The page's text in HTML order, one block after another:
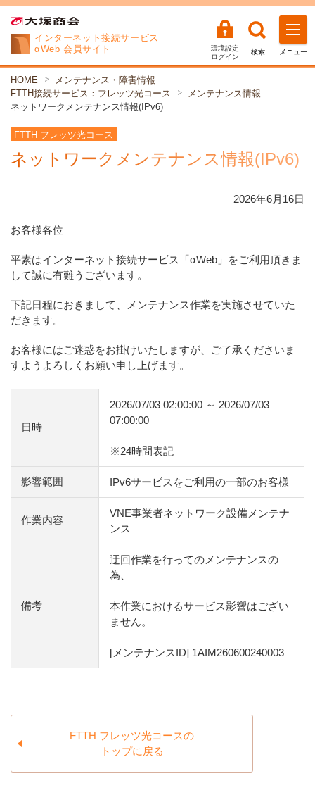
インターネット接続サービス
αWeb 会員サイト
環境設定
ログイン
検索 メニュー
HOME
メンテナンス・障害情報
FTTH接続サービス：フレッツ光コース
メンテナンス情報
ネットワークメンテナンス情報(IPv6)
FTTH フレッツ光コース
ネットワークメンテナンス情報(IPv6)
2026年6月 16日
お客様各位
平素はインターネット接続サービス「αWeb」をご利用頂きま
して誠に有難うございます。
下記日程におきまして、メンテナンス作業を実施させていた
だきます。
お客様にはご迷惑をお掛けいたしますが、ご了承くださいま
すようよろしくお願い申し上げます。
日時
2026/07/03 02:00:00 ～ 2026/07/03
07:00:00
※24時間表記
影響範囲 IPv6サービスをご利用の一部のお客様
作業内容
VNE事業者ネットワーク設備メンテナ
ンス
備考
迂回作業を行ってのメンテナンスの
為、
本作業におけるサービス影響はござい
ません。
[メンテナンスID] 1AIM260600240003
FTTH フレッツ光コースの
トップに戻る